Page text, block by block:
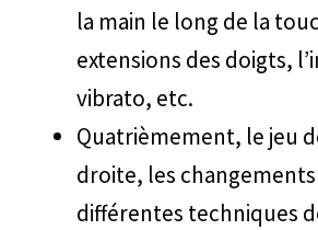
la main le long de la
extensions des doigts,
vibrato, etc.
Quatrièmement, le jeu
droite, les
différentes techniques